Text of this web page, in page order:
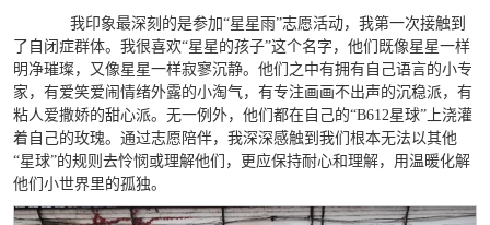
我印象最深刻的是参加“星星雨”志愿活动，我第一次接触到
了自闭症群体。我很喜欢“星星的孩子”这个名字，他们既像星星一样
明净璀璨，又像星星一样寂寥沉静。他们之中有拥有自己语言的小专
家，有爱笑爱闹情绪外露的小淘气，有专注画画不出声的沉稳派，有
粘人爱撒娇的甜心派。无一例外，他们都在自己的“B612星球”上浇灌
着自己的玫瑰。通过志愿陪伴，我深深感触到我们根本无法以其他
“星球”的规则去怜悯或理解他们，更应保持耐心和理解，用温暖化解
他们小世界里的孤独。